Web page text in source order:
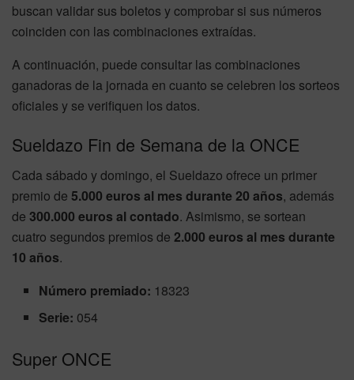
buscan validar sus boletos y comprobar si sus números
coinciden con las combinaciones extraídas.
A continuación, puede consultar las combinaciones
ganadoras de la jornada en cuanto se celebren los sorteos
oficiales y se verifiquen los datos.
Sueldazo Fin de Semana de la ONCE
Cada sábado y domingo, el Sueldazo ofrece un primer
premio de 5.000 euros al mes durante 20 años, además
de 300.000 euros al contado. Asimismo, se sortean
cuatro segundos premios de 2.000 euros al mes durante
10 años.
Número premiado: 18323
Serie: 054
Super ONCE